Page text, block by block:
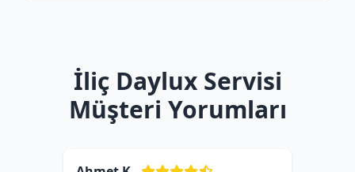
İliç Daylux Servisi
Müşteri Yorumları